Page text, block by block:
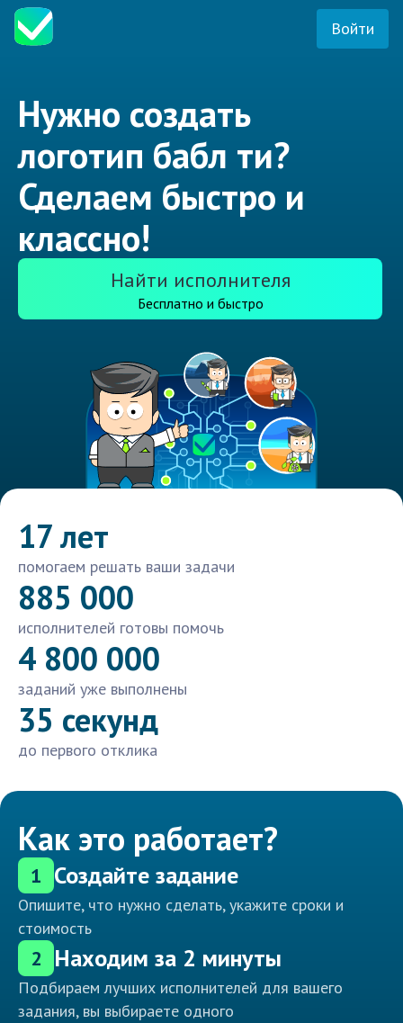
Войти
Нужно создать
логотип бабл ти?
Сделаем быстро и
классно!
Найти исполнителя
Бесплатно и быстро
17 лет
помогаем решать ваши задачи
885 000
исполнителей готовы помочь
4 800 000
заданий уже выполнены
35 секунд
до первого отклика
Как это работает?
1 Создайте задание
Опишите, что нужно сделать, укажите сроки и
стоимость
2 Находим за 2 минуты
Подбираем лучших исполнителей для вашего
задания, вы выбираете одного